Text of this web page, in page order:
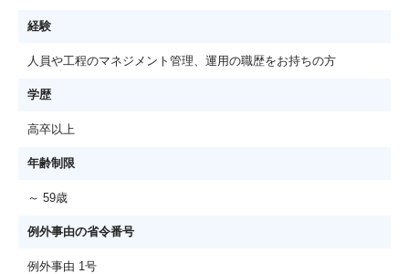
経験
人員や工程のマネジメント管理、運用の職歴をお持ちの方
学歴
高卒以上
年齢制限
～ 59歳
例外事由の省令番号
例外事由 1号